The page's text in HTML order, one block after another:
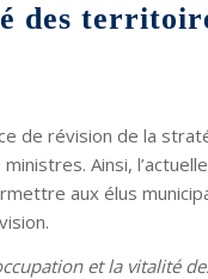
des
de révision de la
Ainsi,
aux élus
et la vitalité